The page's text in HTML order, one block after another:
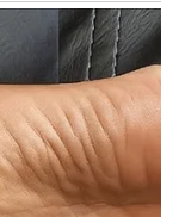
teksturu.Zatimse
umesi doksene
netrebada
podprstima,
daodmorina